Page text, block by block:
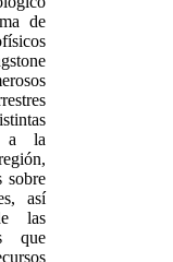
de
a la
sobre
así
las
que